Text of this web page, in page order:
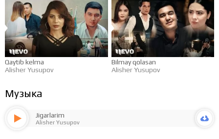
Qaytib kelma
Alisher Yusupov
Bilmay qolasan
Alisher Yusupov
Музыка
Jigarlarim
Alisher Yusupov